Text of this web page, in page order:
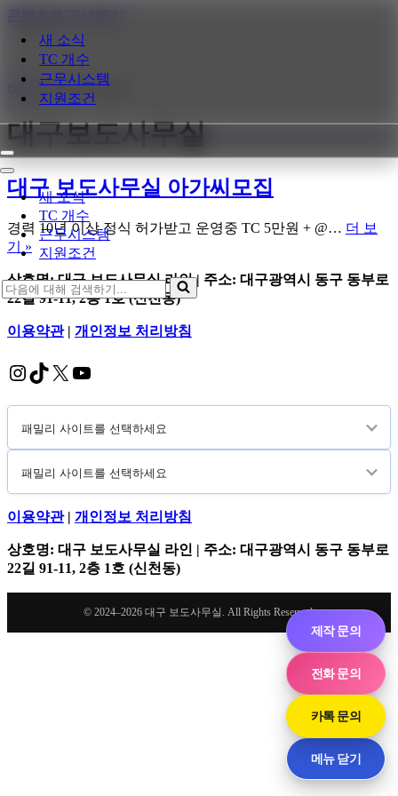
새 소식
TC 개수
근무시스템
지원조건
내
비
게
션
메
뉴
내
비
이
션
메
뉴
새 소식
TC 개수
근무시스템
지원조건
다
음
에
대
검
기...
»대구보도사무실
대구보도사무실
대구 보도사무실 아가씨모집
경력 10년 이상 정식 허가받고 운영중 TC 5만원 + @… 더 보
기 » 대
구
보
도
무
아
모
집
상호명: 대구 보도사무실 라인 | 주소: 대구광역시 동구 동부로
22길 91-11, 2층 1호 (신천동)
이용약관| 개인정보 처리방침
Instagram
TikTok
X YouTube
이용약관| 개인정보 처리방침
상호명: 대구 보도사무실 라인 | 주소: 대구광역시 동구 동부로
22길 91-11, 2층 1호 (신천동)
제작 문의
전화 문의
카톡 문의
메뉴 닫기
© 2024–2026 대구 보도사무실. All Rights Reserved.